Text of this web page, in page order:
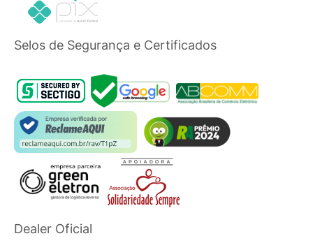
Selos de Segurança e Certificados
Dealer Oficial